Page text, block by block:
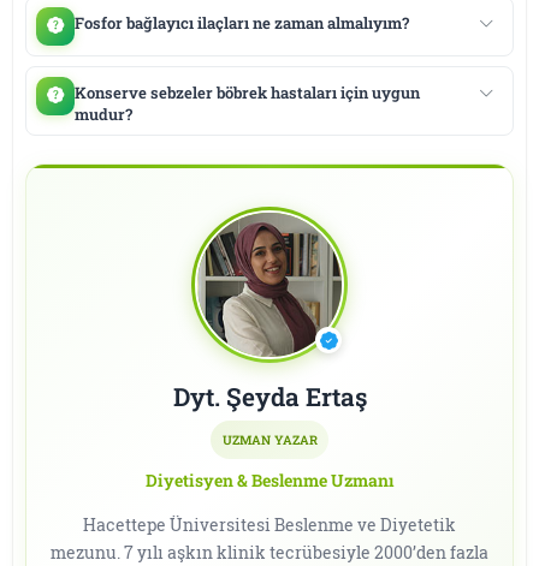
Fosfor bağlayıcı ilaçları ne zaman almalıyım?
Konserve sebzeler böbrek hastaları için uygun
mudur?
Dyt. Şeyda Ertaş
UZMAN YAZAR
Diyetisyen & Beslenme Uzmanı
Hacettepe Üniversitesi Beslenme ve Diyetetik
mezunu. 7 yılı aşkın klinik tecrübesiyle 2000’den fazla